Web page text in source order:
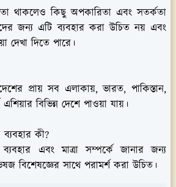
থাকলেও কিছু অপকারিতা এবং সতর্কতা
জন্য এটি ব্যবহার করা উচিত নয় এবং
দেখা দিতে পারে।
প্রায় সব এলাকায়, ভারত, পাকিস্তান,
বিভিন্ন দেশে পাওয়া যায়।
কী?
এবং মাত্রা সম্পর্কে জানার জন্য
বিশেষজ্ঞের সাথে পরামর্শ করা উচিত।